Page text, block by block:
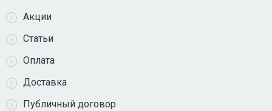
Акции
Статьи
Оплата
Доставка
Публичный договор